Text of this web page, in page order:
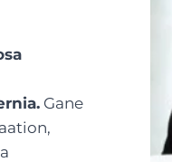
Gane